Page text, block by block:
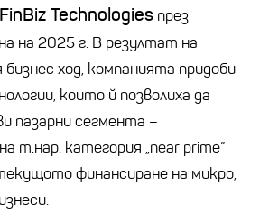
FinBiz Technologies през
на 2025 г. В резултат на
ход, компанията придоби
които й позволиха да
пазарни сегмента –
т.нар. категория „near prime”
финансиране на микро,